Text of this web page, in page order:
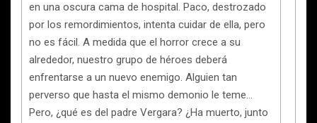
en una oscura cama de hospital. Paco, destrozado
por los remordimientos, intenta cuidar de ella, pero
no es fácil. A medida que el horror crece a su
alrededor, nuestro grupo de héroes deberá
enfrentarse a un nuevo enemigo. Alguien tan
perverso que hasta el mismo demonio le teme…
Pero, ¿qué es del padre Vergara? ¿Ha muerto, junto